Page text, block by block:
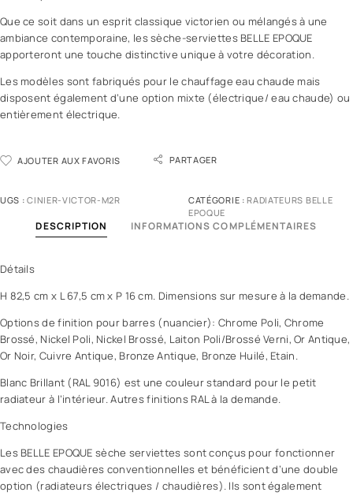
Que ce soit dans un esprit classique victorien ou mélangés à une
ambiance contemporaine, les sèche-serviettes BELLE EPOQUE
apporteront une touche distinctive unique à votre décoration.
Les modèles sont fabriqués pour le chauffage eau chaude mais
disposent également d’une option mixte (électrique/ eau chaude) ou
entièrement électrique.
AJOUTER AUX FAVORIS PARTAGER
UGS :CINIER-VICTOR-M2R CATÉGORIE :RADIATEURS BELLE
EPOQUE
DESCRIPTION INFORMATIONS COMPLÉMENTAIRES
Détails
H 82,5 cm x L 67,5 cm x P 16 cm. Dimensions sur mesure à la demande.
Options de finition pour barres (nuancier): Chrome Poli, Chrome
Brossé, Nickel Poli, Nickel Brossé, Laiton Poli/Brossé Verni, Or Antique,
Or Noir, Cuivre Antique, Bronze Antique, Bronze Huilé, Etain.
Blanc Brillant (RAL 9016) est une couleur standard pour le petit
radiateur à l’intérieur. Autres finitions RAL à la demande.
Technologies
Les BELLE EPOQUE sèche serviettes sont conçus pour fonctionner
avec des chaudières conventionnelles et bénéficient d’une double
option (radiateurs électriques / chaudières). Ils sont également